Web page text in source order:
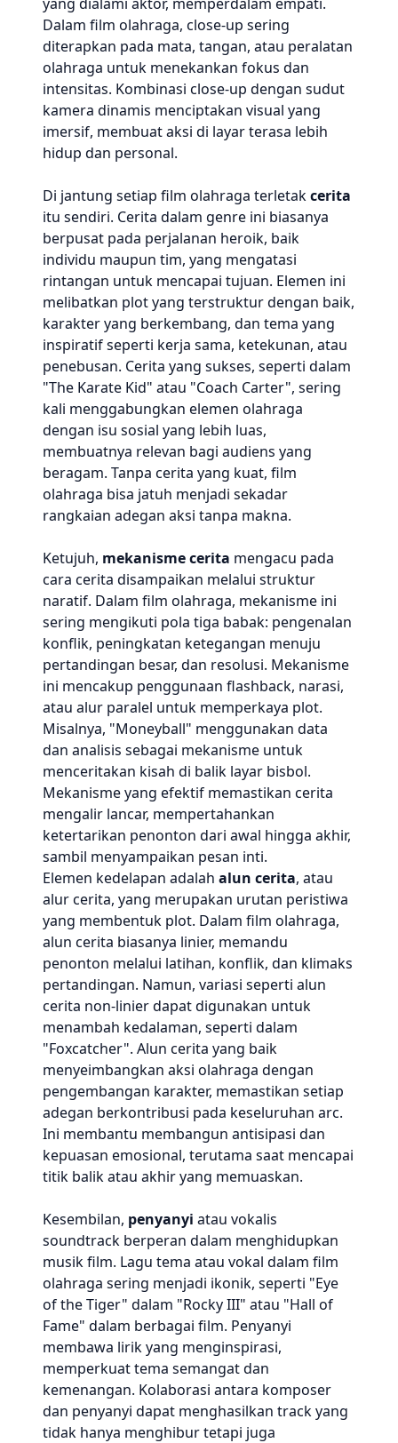
Dalam film olahraga, close-up sering
diterapkan pada mata, tangan, atau peralatan
olahraga untuk menekankan fokus dan
intensitas. Kombinasi close-up dengan sudut
kamera dinamis menciptakan visual yang
imersif, membuat aksi di layar terasa lebih
hidup dan personal.
Di jantung setiap film olahraga terletakcerita
itu sendiri. Cerita dalam genre ini biasanya
berpusat pada perjalanan heroik, baik
individu maupun tim, yang mengatasi
rintangan untuk mencapai tujuan. Elemen ini
melibatkan plot yang terstruktur dengan baik,
karakter yang berkembang, dan tema yang
inspiratif seperti kerja sama, ketekunan, atau
penebusan. Cerita yang sukses, seperti dalam
"The Karate Kid" atau "Coach Carter", sering
kali menggabungkan elemen olahraga
dengan isu sosial yang lebih luas,
membuatnya relevan bagi audiens yang
beragam. Tanpa cerita yang kuat, film
olahraga bisa jatuh menjadi sekadar
rangkaian adegan aksi tanpa makna.
Ketujuh, mekanisme cerita mengacu pada
cara cerita disampaikan melalui struktur
naratif. Dalam film olahraga, mekanisme ini
sering mengikuti pola tiga babak: pengenalan
konflik, peningkatan ketegangan menuju
pertandingan besar, dan resolusi. Mekanisme
ini mencakup penggunaan flashback, narasi,
atau alur paralel untuk memperkaya plot.
Misalnya, "Moneyball" menggunakan data
dan analisis sebagai mekanisme untuk
menceritakan kisah di balik layar bisbol.
Mekanisme yang efektif memastikan cerita
mengalir lancar, mempertahankan
ketertarikan penonton dari awal hingga akhir,
sambil menyampaikan pesan inti.
Elemen kedelapan adalah alun cerita, atau
alur cerita, yang merupakan urutan peristiwa
yang membentuk plot. Dalam film olahraga,
alun cerita biasanya linier, memandu
penonton melalui latihan, konflik, dan klimaks
pertandingan. Namun, variasi seperti alun
cerita non-linier dapat digunakan untuk
menambah kedalaman, seperti dalam
"Foxcatcher". Alun cerita yang baik
menyeimbangkan aksi olahraga dengan
pengembangan karakter, memastikan setiap
adegan berkontribusi pada keseluruhan arc.
Ini membantu membangun antisipasi dan
kepuasan emosional, terutama saat mencapai
titik balik atau akhir yang memuaskan.
Kesembilan, penyanyi atau vokalis
soundtrack berperan dalam menghidupkan
musik film. Lagu tema atau vokal dalam film
olahraga sering menjadi ikonik, seperti "Eye
of the Tiger" dalam "Rocky III" atau "Hall of
Fame" dalam berbagai film. Penyanyi
membawa lirik yang menginspirasi,
memperkuat tema semangat dan
kemenangan. Kolaborasi antara komposer
dan penyanyi dapat menghasilkan track yang
tidak hanya menghibur tetapi juga